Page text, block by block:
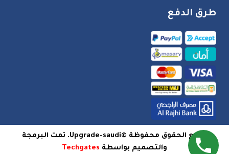
طرق الدفع
جميع الحقوق محفوظة ©Upgrade-saudi. تمت البرمجة
والتصميم بواسطة Techgates